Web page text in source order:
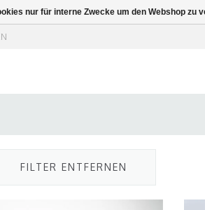
FILTER ENTFERNEN
nur für interne Zwecke um den Webshop zu